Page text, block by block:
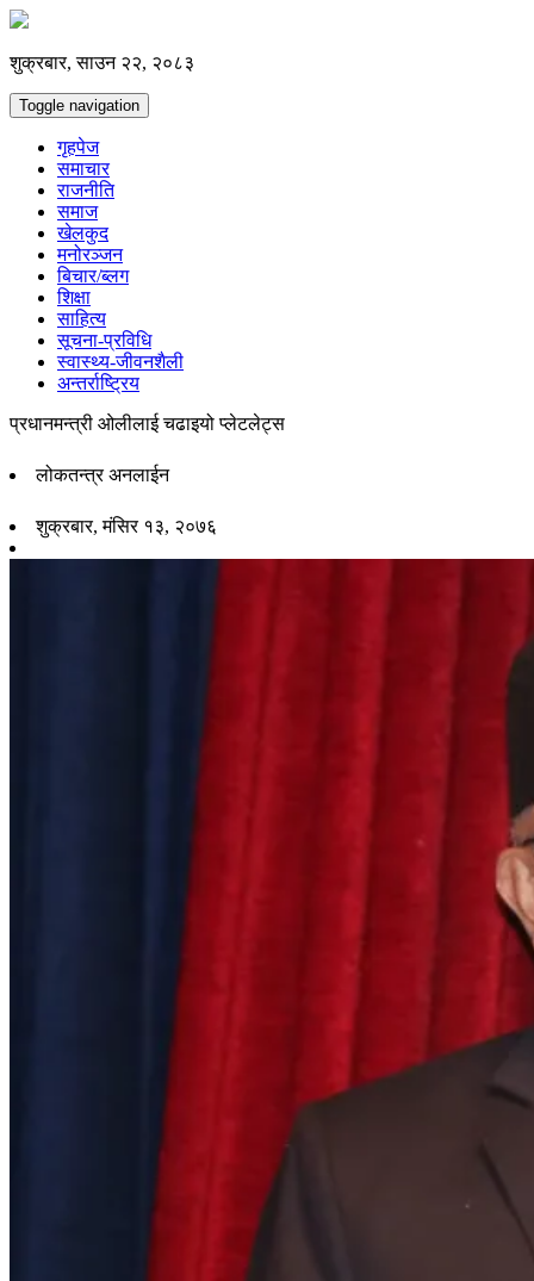
शुक्रबार, साउन २२, २०८३
Toggle navigation
गृहपेज
समाचार
राजनीति
समाज
खेलकुद
मनोरञ्जन
बिचार/ब्लग
शिक्षा
साहित्य
सूचना-प्रविधि
स्वास्थ्य-जीवनशैली
अन्तर्राष्ट्रिय
प्रधानमन्त्री ओलीलाई चढाइयो प्लेटलेट्स
लोकतन्त्र अनलाईन
शुक्रबार, मंसिर १३, २०७६